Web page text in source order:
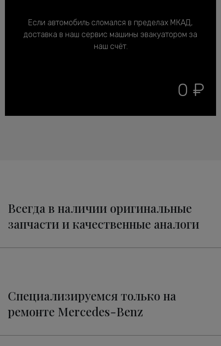
Если автомобиль сломался в пределах МКАД,
доставка в наш сервис машины эвакуатором за
наш счёт.
0 ₽
Всегда в наличии оригинальные
запчасти и качественные аналоги
Специализируемся только на
ремонте Mercedes-Benz